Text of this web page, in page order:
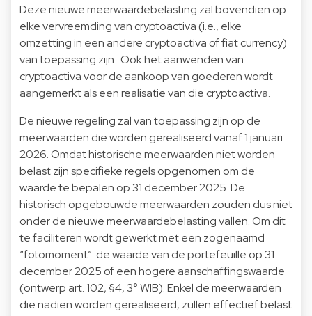
Deze nieuwe meerwaardebelasting zal bovendien op
elke vervreemding van cryptoactiva (i.e., elke
omzetting in een andere cryptoactiva of fiat currency)
van toepassing zijn. Ook het aanwenden van
cryptoactiva voor de aankoop van goederen wordt
aangemerkt als een realisatie van die cryptoactiva.
De nieuwe regeling zal van toepassing zijn op de
meerwaarden die worden gerealiseerd vanaf 1 januari
2026. Omdat historische meerwaarden niet worden
belast zijn specifieke regels opgenomen om de
waarde te bepalen op 31 december 2025. De
historisch opgebouwde meerwaarden zouden dus niet
onder de nieuwe meerwaardebelasting vallen. Om dit
te faciliteren wordt gewerkt met een zogenaamd
“fotomoment”: de waarde van de portefeuille op 31
december 2025 of een hogere aanschaffingswaarde
(ontwerp art. 102, §4, 3° WIB). Enkel de meerwaarden
die nadien worden gerealiseerd, zullen effectief belast